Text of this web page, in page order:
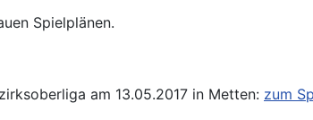
Spielplänen.
am 13.05.2017 in Metten: zum